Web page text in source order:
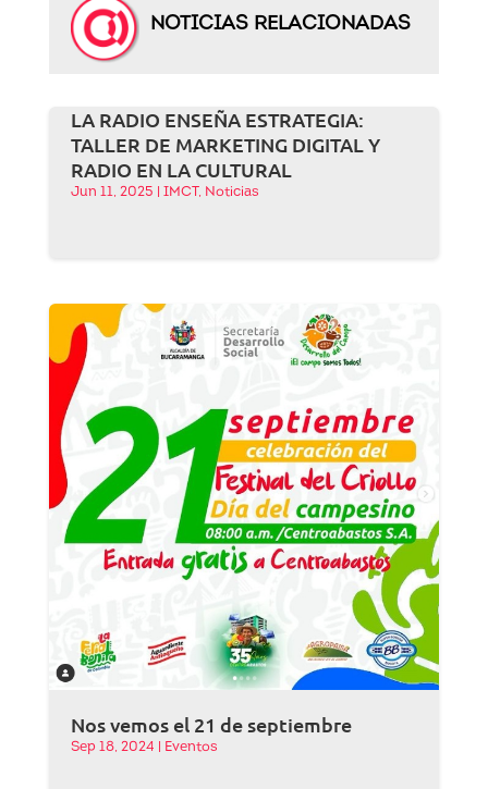
NOTICIAS RELACIONADAS
LA RADIO ENSEÑA ESTRATEGIA:
TALLER DE MARKETING DIGITAL Y
RADIO EN LA CULTURAL
Jun 11, 2025 IMCT, Noticias
Nos vemos el 21 de septiembre
Sep 18, 2024 Eventos